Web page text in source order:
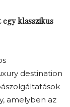
egy klasszikus
destination
amelyben az